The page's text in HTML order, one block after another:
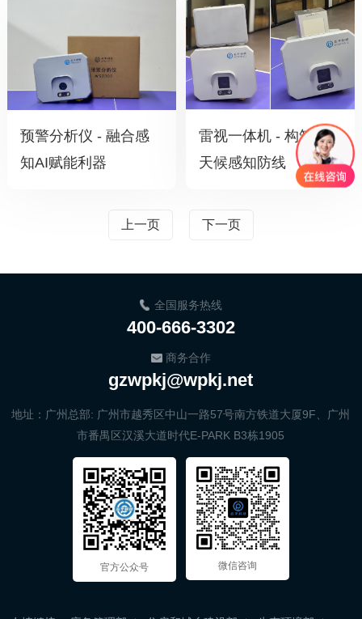
预警分析仪 - 融合感
知AI赋能利器
雷视一体机 - 构筑全
天候感知防线
上一页 下一页
全国服务热线
400-666-3302
商务合作
gzwpkj@wpkj.net
地址：广州总部: 广州市越秀区中山一路57号南方铁道大厦9F、广州
市番禺区汉溪大道时代E-PARK B3栋1905
官方公众号 微信咨询